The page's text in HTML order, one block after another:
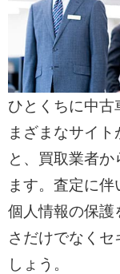
ひとくちに中古
まざまなサイ
と、買取業者
ます。査定に伴
個人情報の保護
さだけでなく
しょう。